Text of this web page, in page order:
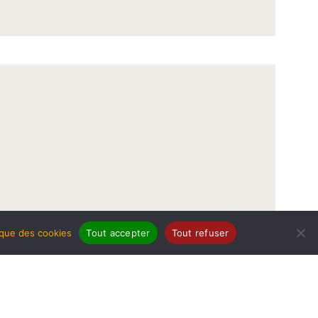
des cookies Tout accepter Tout refuser